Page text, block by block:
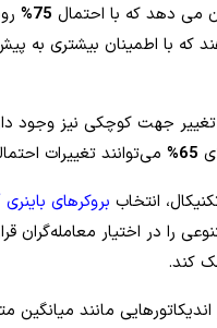
می‌ دهد که با احتمال 75%
که با اطمینان بیشتری
تغییر جهت کوچکی نیز وجود
65%
می‌توانند تغییرات
انتخاب بروکرهای
را در اختیار
کند.